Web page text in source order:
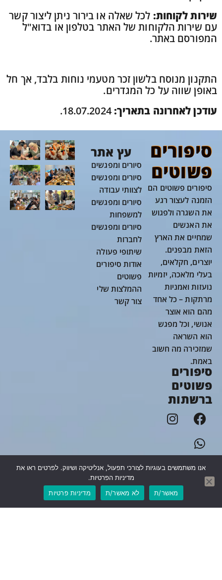
שירות לקוחות: לכל שאלה או בירור ניתן ליצור קשר
עם שירות הלקוחות של האתר בטלפון או בדוא"ל
המפורסם באתר.
התקנון מנוסח בלשון זכר מטעמי נוחות בלבד, אך חל
באופן שווה על כל המגדרים.
עודכן לאחרונה בתאריך: 18.07.2024.
עץ אתר
סיורים ומפגשים
סיורים ומפגשים
לצוותי עבודה
סיורים ומפגשים
למשפחות
סיורים ומפגשים
לחברות
שיתופי פעולה
אודות סיפורים
פשוטים
ההמלצות שלי
צור קשר
סיפורים
פשוטים
סיפורים פשוטים הם
הזמנה לעצור רגע
את השגרה ולפגוש
את האנשים
שמחיים את הארץ
הזאת מבפנים.
יוצרים, חקלאים,
בעלי מלאכה, יזמיות
נועזות ואמניות
מרתקות – כל אחד
מהם הוא אוצר
אנושי, וכל מפגש
הוא השראה
שמזכירה מה חשוב
באמת.
סיפורים
פשוטים
ברשתות
אנו משתמשים בעוגיות לצורכי תפעול, אנליטיקה ושיווק. לפרטים ראו את
מדיניות הפרטיות.
מאשר/ת
לא מאשר/ת מדיניות פרטיות